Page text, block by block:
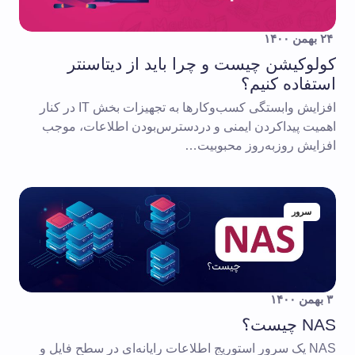
۲۴ بهمن ۱۴۰۰
کولوکیشن چیست و چرا باید از دیتاسنتر
استفاده کنیم؟
افزایش وابستگی کسب‌وکارها به تجهیزات بخش IT در کنار
اهمیت پیداکردن ایمنی و دردسترس‌بودن اطلاعات، موجب
افزایش روزبه‌روز محبوبیت…
سرور
۳ بهمن ۱۴۰۰
NAS چیست؟
NAS یک سرور استوریج اطلاعات رایانه‌ای در سطح فایل و